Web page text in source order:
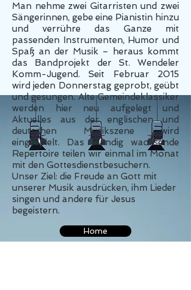
Man nehme zwei Gitarristen und zwei
Sängerinnen, gebe eine Pianistin hinzu
und verrühre das Ganze mit
passenden Instrumenten, Humor und
Spaß an der Musik – heraus kommt
das Bandprojekt der St. Wendeler
Komm-Jugend. Seit Februar 2015
wird jeden Donnerstag geprobt, geübt
und gesungen. Alte Gemeindeklassiker
werden hier neu aufgelegt und
Aktuelles aus der englischen und
deutschen Musikszene wird
eingespielt. Das ständig wachsende
Repertoire teilen wir einmal im Monat
mit den Gottesdienstbesuchern.
Unser Ziel: die Freude an Gott mit
unserer Musik ausdrücken, ihm Lieder
singen und andere für Jesus
begeistern.
Home